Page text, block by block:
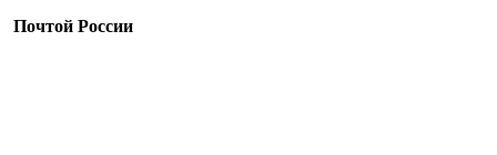
Почтой России